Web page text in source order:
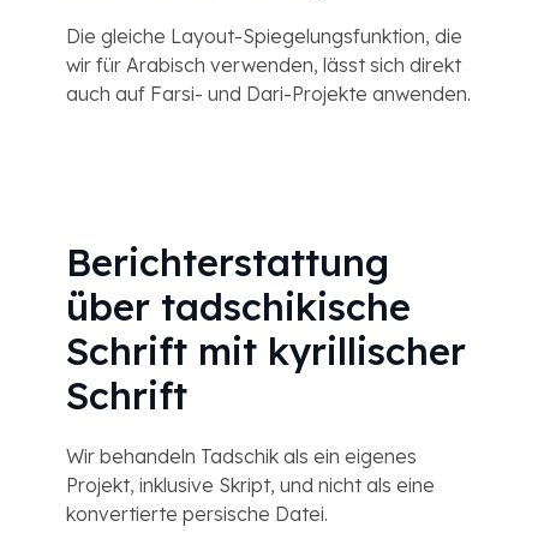
Die gleiche Layout-Spiegelungsfunktion, die
wir für Arabisch verwenden, lässt sich direkt
auch auf Farsi- und Dari-Projekte anwenden.
Berichterstattung
über tadschikische
Schrift mit kyrillischer
Schrift
Wir behandeln Tadschik als ein eigenes
Projekt, inklusive Skript, und nicht als eine
konvertierte persische Datei.